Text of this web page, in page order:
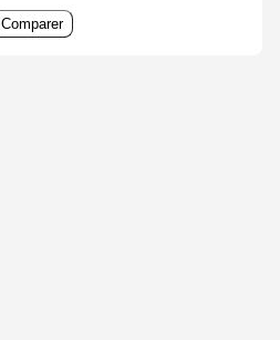
Comparer